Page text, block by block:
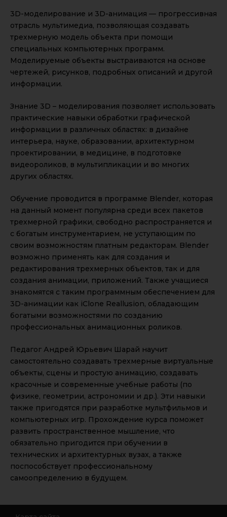
3D-моделирование и 3D-анимация — прогрессивная
отрасль мультимедиа, позволяющая создавать
трехмерную модель объекта при помощи
специальных компьютерных программ.
Моделируемые объекты выстраиваются на основе
чертежей, рисунков, подробных описаний и другой
информации.
Знание 3D – моделирования позволяет использовать
практические навыки обработки графической
информации в различных областях: в дизайне
интерьера, науке, образовании, архитектурном
проектировании, в медицине, в подготовке
видеороликов, в мультипликации и во многих
других областях.
Обучение проводится в программе Blender, которая
на данный момент популярна среди всех пакетов
трехмерной графики, свободно распространяется и
с богатым инструментарием, не уступающим по
своим возможностям платным редакторам. Blender
возможно применять как для создания и
редактирования трехмерных объектов, так и для
создания анимации, приложений. Также учащиеся
знакомятся с таким программным обеспечением для
3D-анимации как iClone Reallusion, обладающим
богатыми возможностями по созданию
профессиональных анимационных роликов.
Педагог Андрей Юрьевич Шарай научит
самостоятельно создавать трехмерные виртуальные
объекты, сцены и простую анимацию, создавать
красочные и современные учебные работы (по
физике, геометрии, астрономии и др.). Эти навыки
также пригодятся при разработке мультфильмов и
компьютерных игр. Прохождение курса поможет
развить пространственное мышление, что
обязательно пригодится при обучении в
технических и архитектурных вузах, а также
поспособствует профессиональному
самоопределению в будущем.